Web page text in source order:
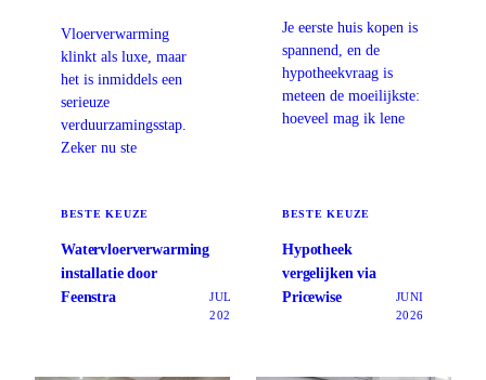
Vloerverwarming
klinkt als luxe, maar
het is inmiddels een
serieuze
verduurzamingsstap.
Zeker nu ste
BESTE KEUZE
Watervloerverwarming
installatie door
Feenstra
JULI
2026
Je eerste huis kopen is
spannend, en de
hypotheekvraag is
meteen de moeilijkste:
hoeveel mag ik lene
BESTE KEUZE
Hypotheek
vergelijken via
Pricewise
JUNI
2026